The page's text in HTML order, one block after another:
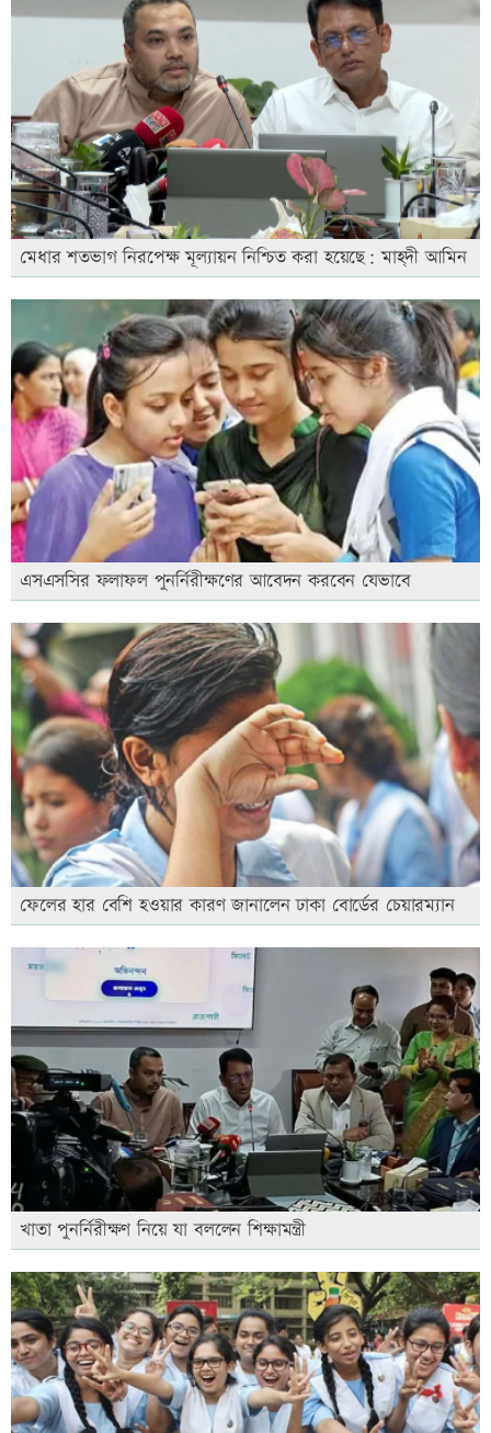
মেধার শতভাগ নিরপেক্ষ মূল্যায়ন নিশ্চিত করা হয়েছে: মাহ্দী আমিন
এসএসসির ফলাফল পুনর্নিরীক্ষণের আবেদন করবেন যেভাবে
ফেলের হার বেশি হওয়ার কারণ জানালেন ঢাকা বোর্ডের চেয়ারম্যান
খাতা পুনর্নিরীক্ষণ নিয়ে যা বললেন শিক্ষামন্ত্রী